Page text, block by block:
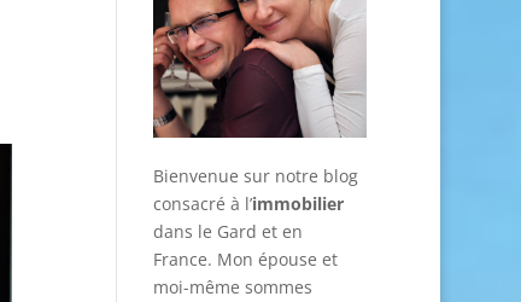
Bienvenue sur notre blog
consacré à l’immobilier
dans le Gard et en
France. Mon épouse et
moi-même sommes